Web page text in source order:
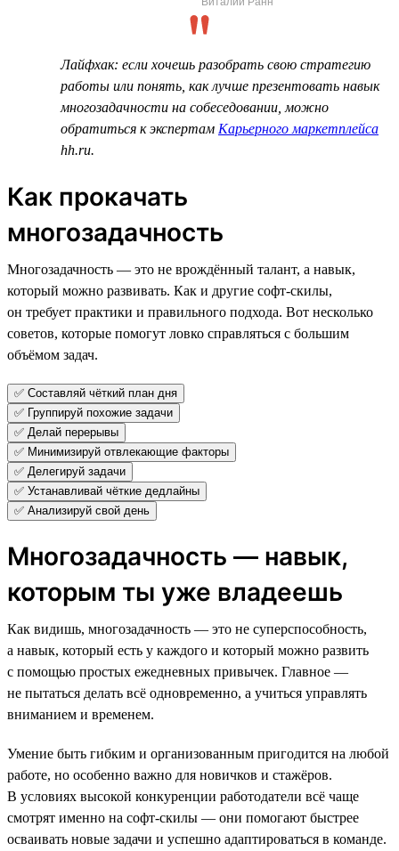
Лайфхак: если хочешь разобрать свою стратегию
работы или понять, как лучше презентовать навык
многозадачности на собеседовании, можно
обратиться к экспертам Карьерного маркетплейса
hh.ru.
Как прокачать
многозадачность
Многозадачность — это не врождённый талант, а навык,
который можно развивать. Как и другие софт-скилы,
он требует практики и правильного подхода. Вот несколько
советов, которые помогут ловко справляться с большим
объёмом задач.
✅ Составляй чёткий план дня
✅ Группируй похожие задачи
✅ Делай перерывы
✅ Минимизируй отвлекающие факторы
✅ Делегируй задачи
✅ Устанавливай чёткие дедлайны
✅ Анализируй свой день
Многозадачность — навык,
которым ты уже владеешь
Как видишь, многозадачность — это не суперспособность,
а навык, который есть у каждого и который можно развить
с помощью простых ежедневных привычек. Главное —
не пытаться делать всё одновременно, а учиться управлять
вниманием и временем.
Умение быть гибким и организованным пригодится на любой
работе, но особенно важно для новичков и стажёров.
В условиях высокой конкуренции работодатели всё чаще
смотрят именно на софт-скилы — они помогают быстрее
осваивать новые задачи и успешно адаптироваться в команде.